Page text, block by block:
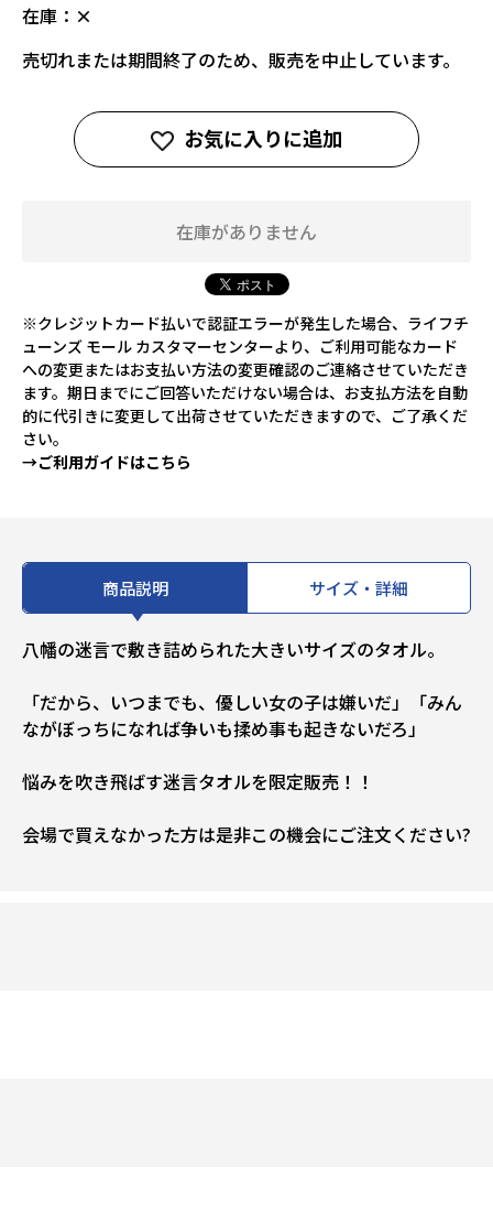
在庫： ×
売切れまたは期間終了のため、販売を中止しています。
お気に入りに追加
在庫がありません
※クレジットカード払いで認証エラーが発生した場合、ライフチ
ューンズ モール カスタマーセンターより、ご利用可能なカード
への変更またはお支払い方法の変更確認のご連絡させていただき
ます。期日までにご回答いただけない場合は、お支払方法を自動
的に代引きに変更して出荷させていただきますので、ご了承くだ
さい。
→ご利用ガイドはこちら
商品説明 サイズ・詳細
八幡の迷言で敷き詰められた大きいサイズのタオル。
「だから、いつまでも、優しい女の子は嫌いだ」「みん
ながぼっちになれば争いも揉め事も起きないだろ」
悩みを吹き飛ばす迷言タオルを限定販売！！
会場で買えなかった方は是非この機会にご注文ください?